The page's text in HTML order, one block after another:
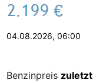
. €
04.08.2026, 06:00
Benzinpreis zuletzt